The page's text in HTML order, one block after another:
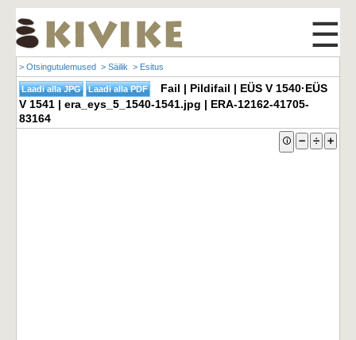
☰
> Otsingutulemused > Säilik > Esitus
Fail | Pildifail | EÜS V 1540·EÜS
V 1541 | era_eys_5_1540-1541.jpg | ERA-12162-41705-
83164